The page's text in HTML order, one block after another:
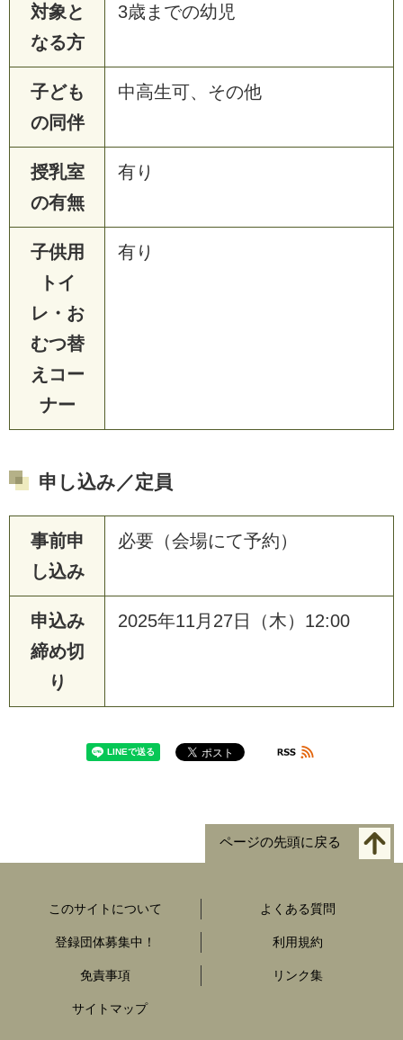
対象と
なる方
3歳までの幼児
子ども
の同伴
中高生可、その他
授乳室
の有無
有り
子供用
トイ
レ・お
むつ替
えコー
ナー
有り
申し込み／定員
事前申
し込み
必要（会場にて予約）
申込み
締め切
り
2025年11月27日（木）12:00
ページの先頭に戻る
このサイトについて よくある質問
登録団体募集中！ 利用規約
免責事項 リンク集
サイトマップ